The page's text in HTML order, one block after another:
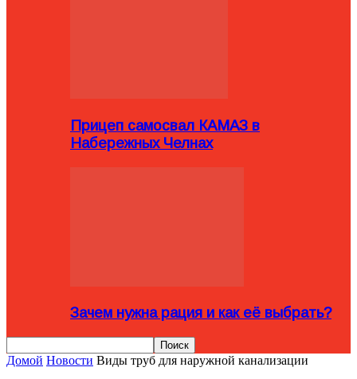
Прицеп самосвал КАМАЗ в
Набережных Челнах
Зачем нужна рация и как её выбрать?
Домой Новости Виды труб для наружной канализации